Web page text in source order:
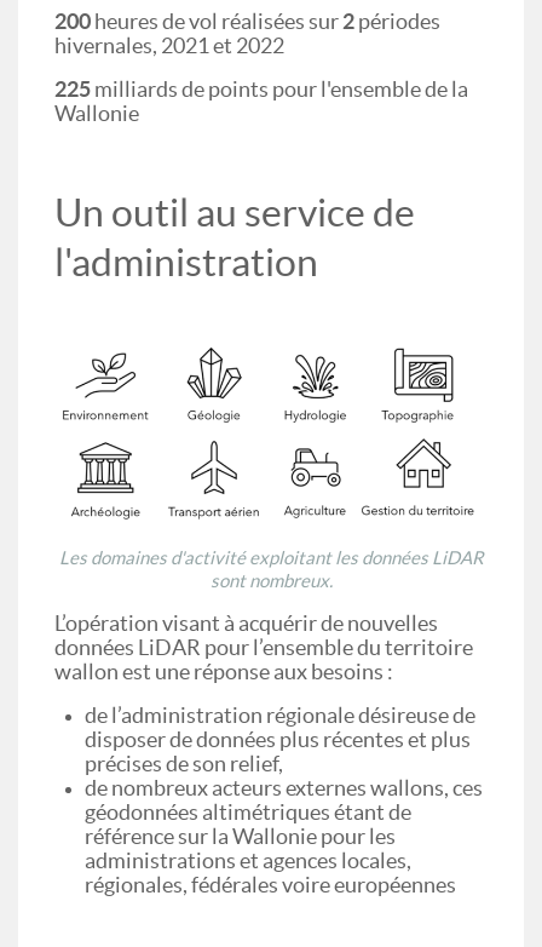
200heures de vol réalisées sur2périodes
hivernales, 2021 et 2022
225milliards de points pour l'ensemble de la
Wallonie
Un outil au service de
l'administration
Les domaines d'activité exploitant les données LiDAR
sont nombreux.
L’opération visant à acquérir de nouvelles
données LiDAR pour l’ensemble du territoire
wallon est une réponse aux besoins :
de l’administration régionale désireuse de
disposer de données plus récentes et plus
précises de son relief,
de nombreux acteurs externes wallons, ces
géodonnées altimétriques étant de
référence sur la Wallonie pour les
administrations et agences locales,
régionales, fédérales voire européennes